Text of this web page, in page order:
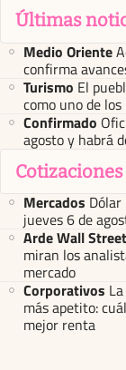
Últimas
Medio Oriente
confirma
Turismo El
como uno de
Confirmado
agosto y habrá
Cotizaciones
Mercados
jueves 6 de
Arde Wall Street
miran los
mercado
Corporativos
más apetito:
mejor renta